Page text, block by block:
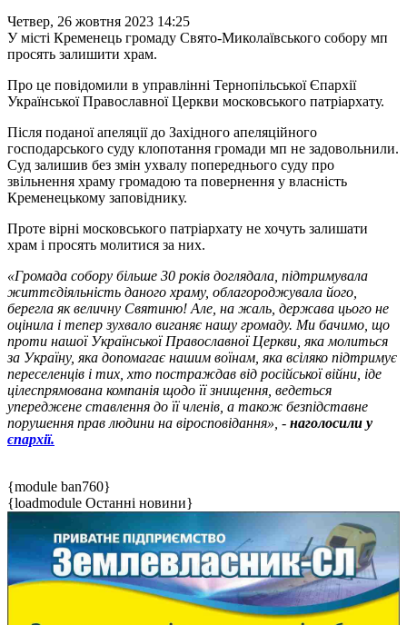
Четвер, 26 жовтня 2023 14:25
У місті Кременець громаду Свято-Миколаївського собору мп
просять залишити храм.
Про це повідомили в управлінні Тернопільської Єпархії
Української Православної Церкви московського патріархату.
Після поданої апеляції до Західного апеляційного
господарського суду клопотання громади мп не задовольнили.
Суд залишив без змін ухвалу попереднього суду про
звільнення храму громадою та повернення у власність
Кременецькому заповіднику.
Проте вірні московського патріархату не хочуть залишати
храм і просять молитися за них.
«Громада собору більше 30 років доглядала, підтримувала
життєдіяльність даного храму, облагороджувала його,
берегла як величну Святиню! Але, на жаль, держава цього не
оцінила і тепер зухвало виганяє нашу громаду. Ми бачимо, що
проти нашої Української Православної Церкви, яка молиться
за Україну, яка допомагає нашим воїнам, яка всіляко підтримує
переселенців і тих, хто постраждав від російської війни, іде
цілеспрямована компанія щодо її знищення, ведеться
упереджене ставлення до її членів, а також безпідставне
порушення прав людини на віросповідання», - наголосили у
єпархії.
{module ban760}
{loadmodule Останні новини}